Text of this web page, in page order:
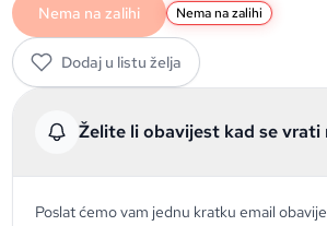
Nema na zalihi Nema na zalihi
Dodaj u listu želja
Želite li obavijest kad se vrati
Poslat ćemo vam jednu kratku email